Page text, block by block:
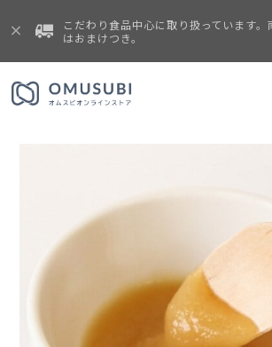
こだわり食品中心に取り扱っています
はおまけつき。